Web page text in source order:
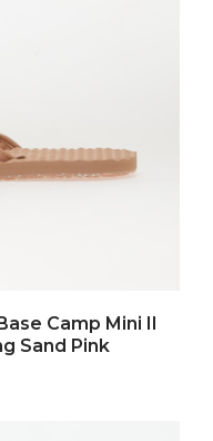
Camp Mini II
Sand Pink